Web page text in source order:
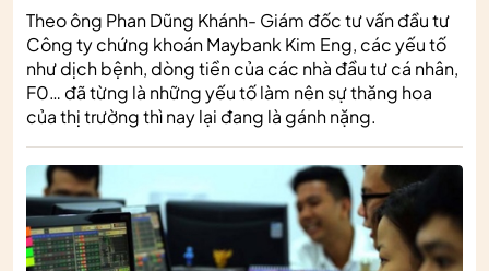
Theo ông Phan Dũng Khánh- Giám đốc tư vấn đầu tư
Công ty chứng khoán Maybank Kim Eng, các yếu tố
như dịch bệnh, dòng tiền của các nhà đầu tư cá nhân,
F0… đã từng là những yếu tố làm nên sự thăng hoa
của thị trường thì nay lại đang là gánh nặng.